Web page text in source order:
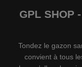
GPL SHOP
Tondez le gazon
convient à tous